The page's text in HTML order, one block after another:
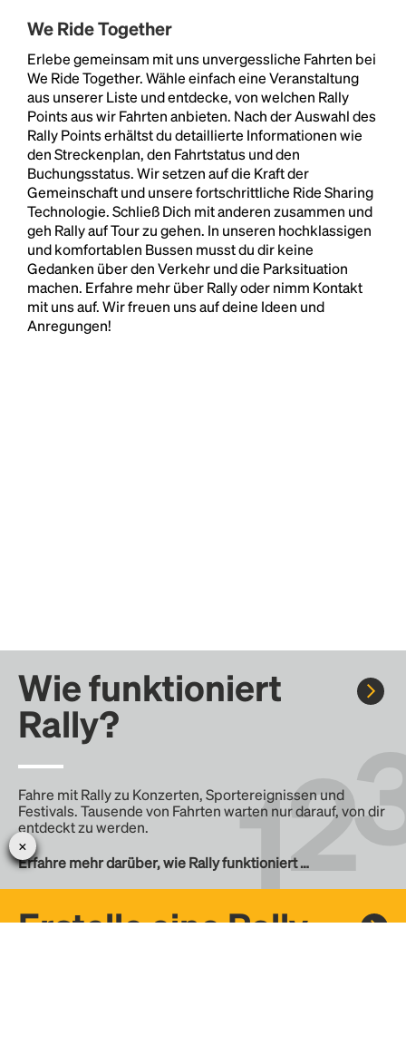
We Ride Together
Erlebe gemeinsam mit uns unvergessliche Fahrten bei
We Ride Together. Wähle einfach eine Veranstaltung
aus unserer Liste und entdecke, von welchen Rally
Points aus wir Fahrten anbieten. Nach der Auswahl des
Rally Points erhältst du detaillierte Informationen wie
den Streckenplan, den Fahrtstatus und den
Buchungsstatus. Wir setzen auf die Kraft der
Gemeinschaft und unsere fortschrittliche Ride Sharing
Technologie. Schließ Dich mit anderen zusammen und
geh Rally auf Tour zu gehen. In unseren hochklassigen
und komfortablen Bussen musst du dir keine
Gedanken über den Verkehr und die Parksituation
machen. Erfahre mehr über Rally oder nimm Kontakt
mit uns auf. Wir freuen uns auf deine Ideen und
Anregungen!
Wie funktioniert
Rally?
Fahre mit Rally zu Konzerten, Sportereignissen und
Festivals. Tausende von Fahrten warten nur darauf, von dir
entdeckt zu werden.
Erfahre mehr darüber, wie Rally funktioniert …
Erstelle eine Rally
Headline
Lorem Ipsum is simply dummy text of the printing
and typesetting industry.Lorem Ipsum has been the
industry's standarddummy text ever since the
1500s, when an unknown printer took a galley of
type and scrambled it to make a type specimen
book. It has survived not only five centuries, but also
the leap into electronic typesetting, remaining
essentially unchanged.